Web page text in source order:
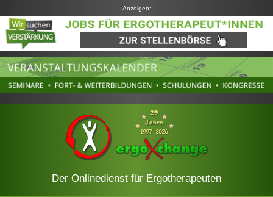
Anzeigen:
Der Onlinedienst für Ergotherapeuten